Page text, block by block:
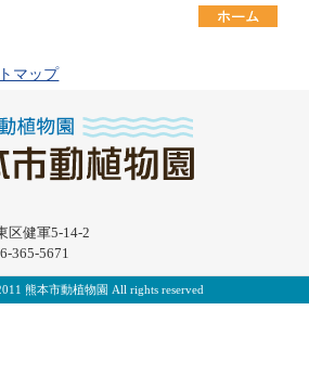
マップ
区健軍5-14-2
365-5671
熊本市動植物園 All rights reserved